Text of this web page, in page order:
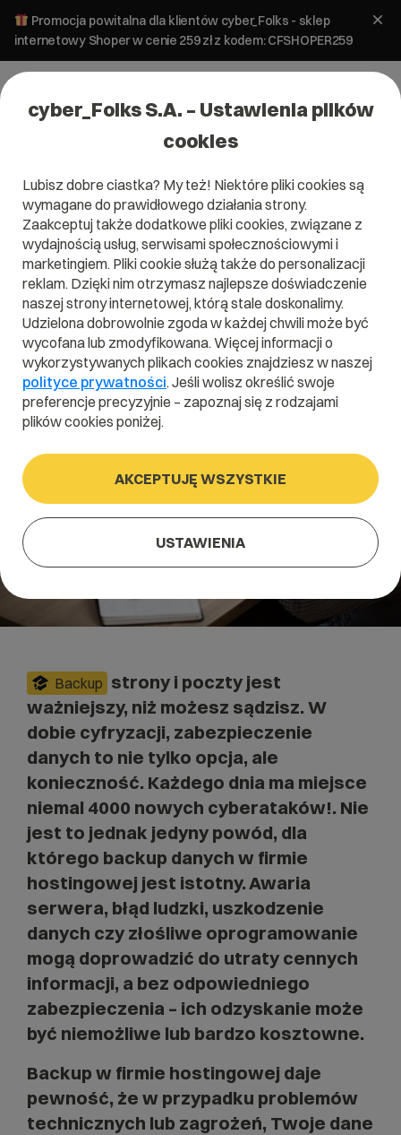
Promocja powitalna dla klientów cyber_Folks - sklep
internetowy Shoper w cenie 259 zł z kodem: CFSHOPER259
Bezpieczeństwo Hosting
Backup strony i poczty 4×4. Ochrona
danych w hostingu do 28 dni wstecz!
10 września 2024 ok.5 min
Backup strony i poczty jest
ważniejszy, niż możesz sądzisz. W
dobie cyfryzacji, zabezpieczenie
danych to nie tylko opcja, ale
konieczność. Każdego dnia ma miejsce
niemal 4000 nowych cyberataków!. Nie
jest to jednak jedyny powód, dla
którego backup danych w firmie
hostingowej jest istotny. Awaria
serwera, błąd ludzki, uszkodzenie
danych czy złośliwe oprogramowanie
mogą doprowadzić do utraty cennych
informacji, a bez odpowiedniego
zabezpieczenia – ich odzyskanie może
być niemożliwe lub bardzo kosztowne.
Backup w firmie hostingowej daje
pewność, że w przypadku problemów
technicznych lub zagrożeń, Twoje dane
cyber_Folks S.A. – Ustawienia plików
cookies
Lubisz dobre ciastka? My też! Niektóre pliki cookies są
wymagane do prawidłowego działania strony.
Zaakceptuj także dodatkowe pliki cookies, związane z
wydajnością usług, serwisami społecznościowymi i
marketingiem. Pliki cookie służą także do personalizacji
reklam. Dzięki nim otrzymasz najlepsze doświadczenie
naszej strony internetowej, którą stale doskonalimy.
Udzielona dobrowolnie zgoda w każdej chwili może być
wycofana lub zmodyfikowana. Więcej informacji o
wykorzystywanych plikach cookies znajdziesz w naszej
polityce prywatności. Jeśli wolisz określić swoje
preferencje precyzyjnie – zapoznaj się z rodzajami
plików cookies poniżej.
AKCEPTUJĘ WSZYSTKIE
USTAWIENIA